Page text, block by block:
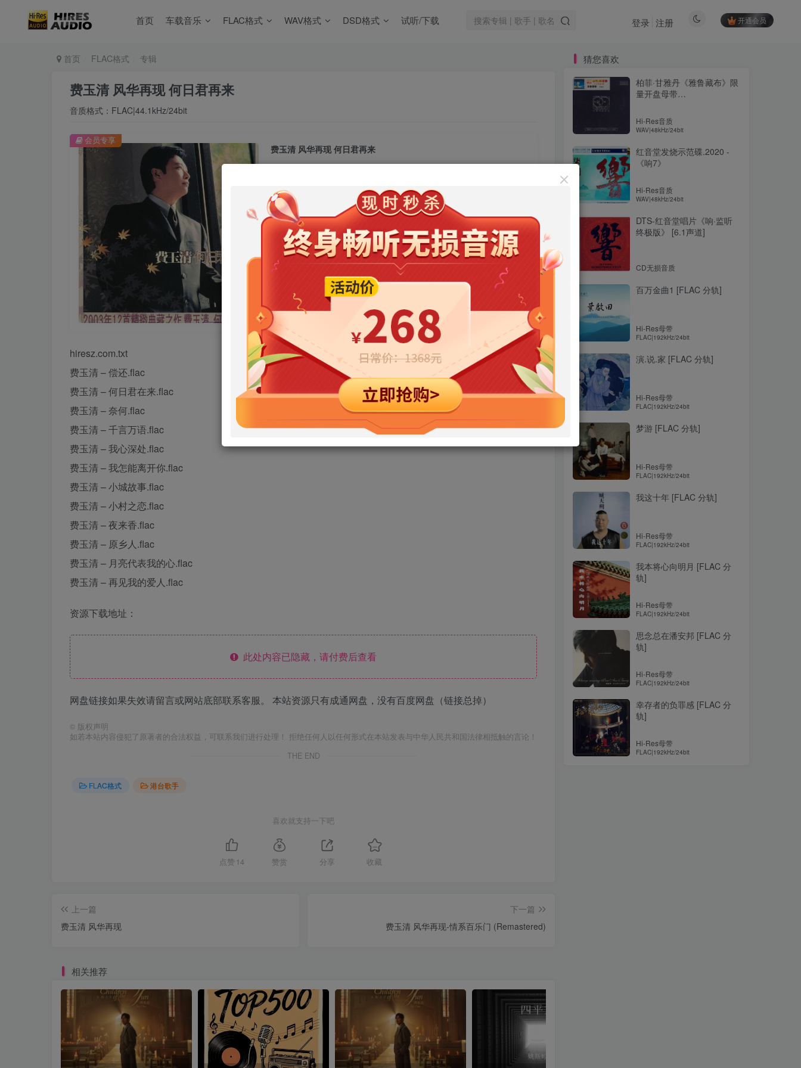
首页 车载音乐 FLAC格式 WAV格式 DSD格式 试听/下载 开通会员
登录 注册
首页 FLAC格式 专辑
费玉清 风华再现 何日君再来
音质格式：FLAC|44.1kHz/24bit
费玉清 风华再现 何日君再来
￥9.9 限时特惠
￥99
年卡会员免费 永久会员 免费
立即购买
您当前未登录！建议登陆后购买，可保存购买订单
会员专享
hiresz.com.txt
费玉清 – 偿还.flac
费玉清 – 何日君在来.flac
费玉清 – 奈何.flac
费玉清 – 千言万语.flac
费玉清 – 我心深处.flac
费玉清 – 我怎能离开你.flac
费玉清 – 小城故事.flac
费玉清 – 小村之恋.flac
费玉清 – 夜来香.flac
费玉清 – 原乡人.flac
费玉清 – 月亮代表我的心.flac
费玉清 – 再见我的爱人.flac
资源下载地址：
此处内容已隐藏，请付费后查看
网盘链接如果失效请留言或网站底部联系客服。 本站资源只有成通网盘，没有百度网盘（链接总掉）
© 版权声明
如若本站内容侵犯了原著者的合法权益，可联系我们进行处理！ 拒绝任何人以任何形式在本站发表与中华人民共和国法律相抵触的言论！
THE END
FLAC格式 港台歌手
喜欢就支持一下吧
点赞 14 赞赏 分享 收藏
上一篇
费玉清 风华再现
下一篇
费玉清 风华再现-情系百乐门 (Remastered)
相关推荐
猜您喜欢
柏菲·甘雅丹《雅鲁藏布》限
量开盘母带
Hi-Res音质
WAV|48kHz/24bit
红音堂发烧示范碟.2020 -
《响7》
Hi-Res音质
WAV|48kHz/24bit
DTS-红音堂唱片《响·监听
终极版》 [6.1声道]
CD无损音质
百万金曲1 [FLAC 分轨]
Hi-Res母带
FLAC|192kHz/24bit
演.说.家 [FLAC 分轨]
Hi-Res母带
FLAC|192kHz/24bit
梦游 [FLAC 分轨]
Hi-Res母带
FLAC|192kHz/24bit
我这十年 [FLAC 分轨]
Hi-Res母带
FLAC|192kHz/24bit
我本将心向明月 [FLAC 分
轨]
Hi-Res母带
FLAC|192kHz/24bit
思念总在潘安邦 [FLAC 分
轨]
Hi-Res母带
FLAC|192kHz/24bit
幸存者的负罪感 [FLAC 分
轨]
Hi-Res母带
FLAC|192kHz/24bit